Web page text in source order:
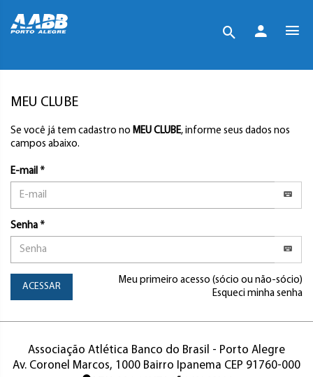
MEU CLUBE
Se você já tem cadastro no MEU CLUBE, informe seus dados nos
campos abaixo.
E-mail *
Senha *
ACESSAR
Meu primeiro acesso (sócio ou não-sócio)
Esqueci minha senha
Associação Atlética Banco do Brasil - Porto Alegre
Av. Coronel Marcos, 1000 Bairro Ipanema CEP 91760-000